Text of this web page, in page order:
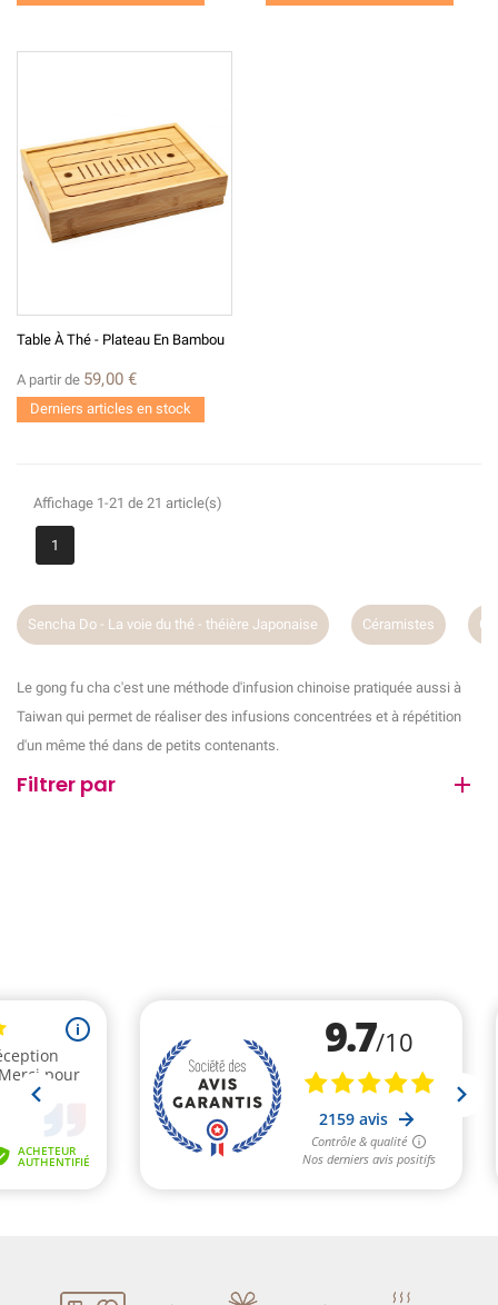
Table À Thé - Plateau En Bambou
A partir de 59,00 €
Derniers articles en stock
Affichage 1-21 de 21 article(s)
1
Sencha Do - La voie du thé - théière Japonaise Céramistes
Le gong fu cha c'est une méthode d'infusion chinoise pratiquée aussi à
Taiwan qui permet de réaliser des infusions concentrées et à répétition
d'un même thé dans de petits contenants.
Filtrer par